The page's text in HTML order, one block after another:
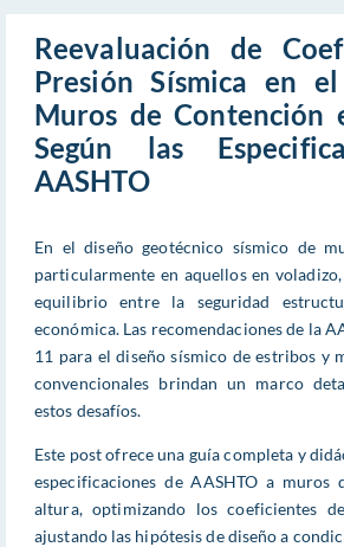
Reevaluación de
Presión Sísmica en
Muros de Contención
Según las
AASHTO
En el diseño geotécnico sísmico de
particularmente en aquellos en
equilibrio entre la seguridad
económica. Las recomendaciones de la
11 para el diseño sísmico de estribos y
convencionales brindan un marco
estos desafíos.
Este post ofrece una guía completa y
especificaciones de AASHTO a muros
altura, optimizando los coeficientes
ajustando las hipótesis de diseño a